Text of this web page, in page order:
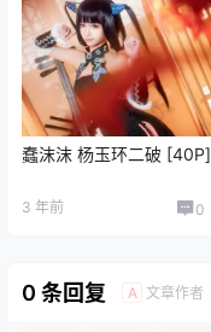
蠢沫沫 杨玉环二破 [40P]
3 年前 0
0 条回复 A 文章作者